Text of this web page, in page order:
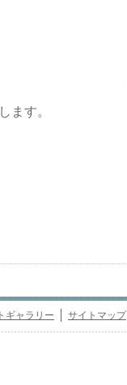
ます。
ギャラリー サイトマップ